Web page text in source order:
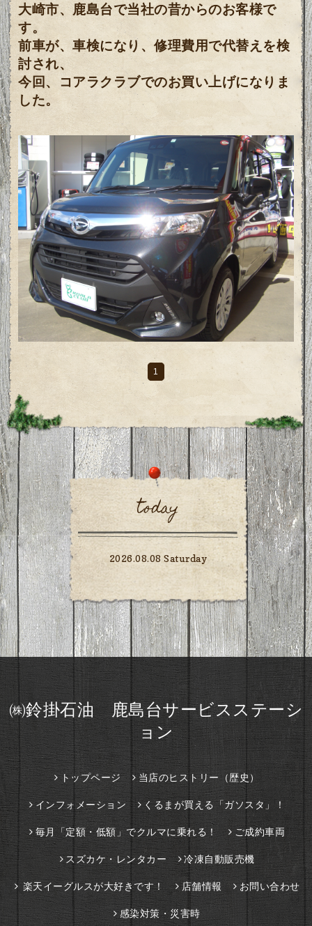
大崎市、鹿島台で当社の昔からのお客様で
す。
前車が、車検になり、修理費用で代替えを検
討され、
今回、コアラクラブでのお買い上げになりま
した。
1
today
2026.08.08 Saturday
㈱鈴掛石油 鹿島台サービスステーシ
ョン
トップページ 当店のヒストリー（歴史）
インフォメーション くるまが買える「ガソスタ」！
毎月「定額・低額」でクルマに乗れる！ ご成約車両
スズカケ・レンタカー 冷凍自動販売機
楽天イーグルスが大好きです！ 店舗情報 お問い合わせ
感染対策・災害時